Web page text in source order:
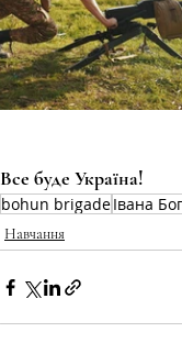
Все буде Україна!
bohun brigadeІвана
Навчання